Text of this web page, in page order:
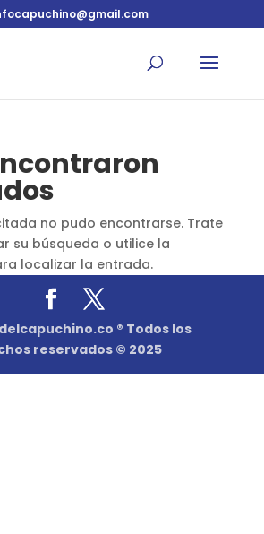
no pudo encontrarse. Trate
su búsqueda o utilice la
localizar la entrada.
® Todos los
reservados © 2025